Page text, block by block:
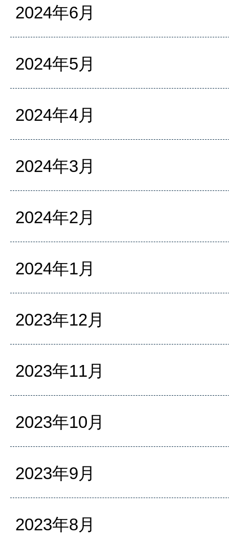
2024年6月
2024年5月
2024年4月
2024年3月
2024年2月
2024年1月
2023年12月
2023年11月
2023年10月
2023年9月
2023年8月